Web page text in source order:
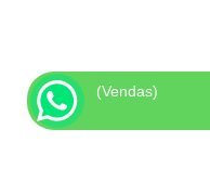
(Vendas)